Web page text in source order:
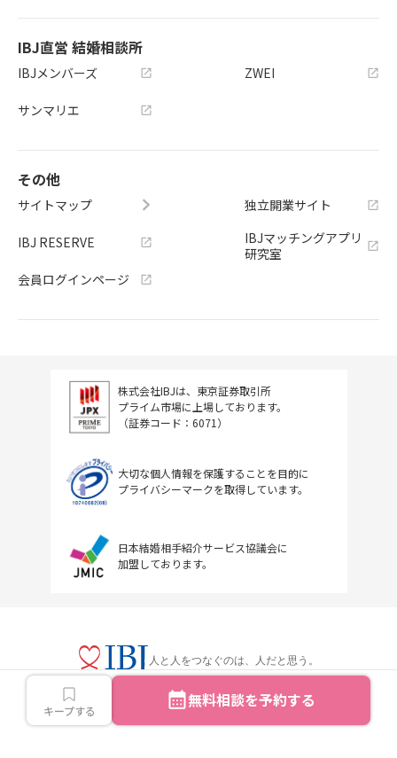
キープする 無料相談を予約する
IBJ直営 結婚相談所
IBJメンバーズ
サンマリエ
ZWEI
その他
サイトマップ
IBJ RESERVE
会員ログインページ
独立開業サイト
IBJマッチングアプリ
研究室
株式会社IBJは、東京証券取引所
プライム市場に上場しております。
（証券コード：6071）
大切な個人情報を保護することを目的に
プライバシーマークを取得しています。
日本結婚相手紹介サービス協議会に
加盟しております。
人と人をつなぐのは、人だと思う。